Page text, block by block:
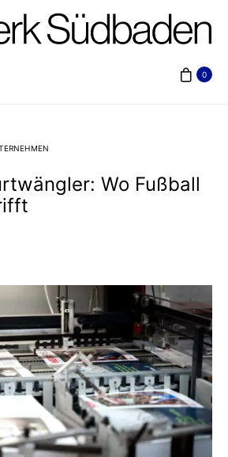
0
Wo Fußball